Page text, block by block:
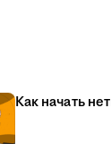
Как начать